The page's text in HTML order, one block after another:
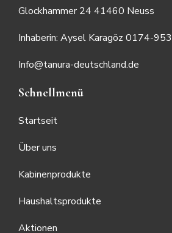
Glockhammer 24 41460 Neuss
Inhaberin: Aysel Karagöz 0174-
Info@tanura-deutschland.de
Schnellmenü
Startseit
Über uns
Kabinenprodukte
Haushaltsprodukte
Aktionen